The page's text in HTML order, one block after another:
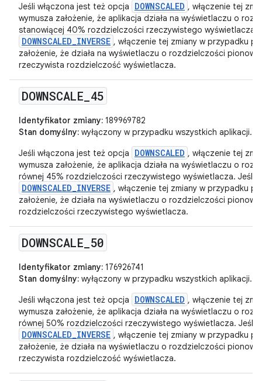
Jeśli włączona jest też opcja
DOWNSCALED , włączenie tej
wymusza założenie, że aplikacja działa na wyświetlaczu o
stanowiącej 40% rozdzielczości rzeczywistego wyświetlacza.
DOWNSCALED_INVERSE , włączenie tej zmiany w przypadku
założenie, że działa na wyświetlaczu o rozdzielczości
rzeczywista rozdzielczość wyświetlacza.
DOWNSCALE 45
Identyfikator zmiany: 189969782
Stan domyślny: wyłączony w przypadku wszystkich aplikacji.
Jeśli włączona jest też opcja
DOWNSCALED , włączenie tej
wymusza założenie, że aplikacja działa na wyświetlaczu o
równej 45% rozdzielczości rzeczywistego wyświetlacza. Jeśli
DOWNSCALED_INVERSE , włączenie tej zmiany w przypadku
założenie, że działa na wyświetlaczu o rozdzielczości
rozdzielczości rzeczywistego wyświetlacza.
DOWNSCALE 50
Identyfikator zmiany: 176926741
Stan domyślny: wyłączony w przypadku wszystkich aplikacji.
Jeśli włączona jest też opcja
DOWNSCALED , włączenie tej
wymusza założenie, że aplikacja działa na wyświetlaczu o
równej 50% rozdzielczości rzeczywistego wyświetlacza. Jeśli
DOWNSCALED_INVERSE , włączenie tej zmiany w przypadku
założenie, że działa na wyświetlaczu o rozdzielczości
rzeczywista rozdzielczość wyświetlacza.